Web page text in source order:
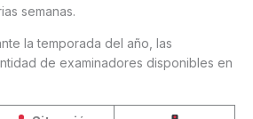
semanas.
la temporada del año, las
de examinadores disponibles en